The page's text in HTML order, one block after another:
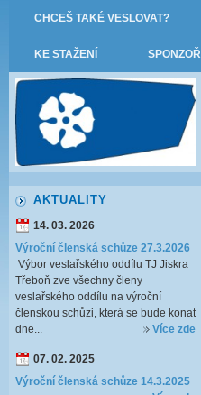
CHCEŠ TAKÉ VESLOVAT?
KE STAŽENÍ SPONZOŘI
AKTUALITY
14. 03. 2026
Výroční členská schůze 27.3.2026
Výbor veslařského oddílu TJ Jiskra
Třeboň zve všechny členy
veslařského oddílu na výroční
členskou schůzi, která se bude konat
dne...
Více zde
07. 02. 2025
Výroční členská schůze 14.3.2025